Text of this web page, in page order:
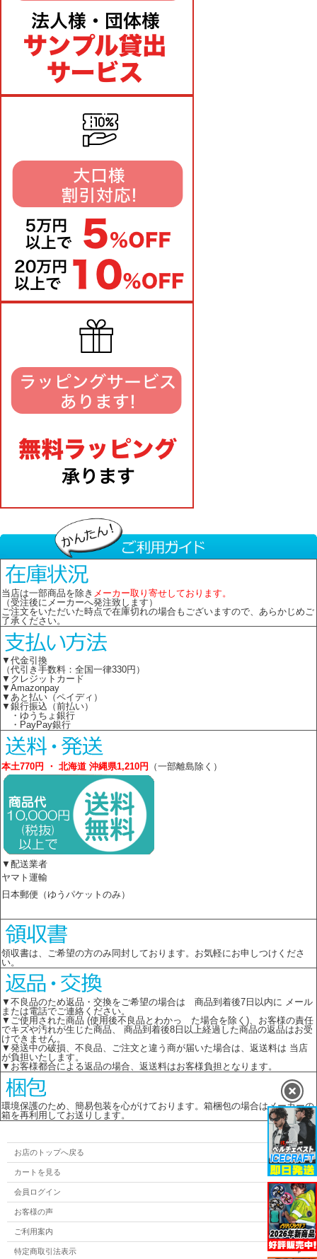
当店は一部商品を除き メーカー取り寄せしております。
（受注後にメーカーへ発注致します）
ご注文をいただいた時点で在庫切れの場合もございますので、あらかじめご
了承ください。
▼代金引換
（代引き手数料：全国一律330円）
▼クレジットカード
▼Amazonpay
▼あと払い（ペイディ）
▼銀行振込（前払い）
・ゆうちょ銀行
・PayPay銀行
本土770円 ・ 北海道 沖縄県1,210円 （一部離島除く）
▼配送業者
ヤマト運輸
日本郵便（ゆうパケットのみ）
領収書は、ご希望の方のみ同封しております。お気軽にお申しつけくださ
い。
▼不良品のため返品・交換をご希望の場合は 商品到着後7日以内に メール
または電話でご連絡ください。
▼ご使用された商品 (使用後不良品とわかっ た場合を除く)、お客様の責任
でキズや汚れが生じた商品、 商品到着後8日以上経過した商品の返品はお受
けできません。
▼発送中の破損、不良品、ご注文と違う商が届いた場合は、返送料は 当店
が負担いたします。
▼お客様都合による返品の場合、返送料はお客様負担となります。
環境保護のため、簡易包装を心がけております。箱梱包の場合はメーカーの
箱を再利用してお送りします。
お店のトップへ戻る
カートを見る
会員ログイン
お客様の声
ご利用案内
特定商取引法表示